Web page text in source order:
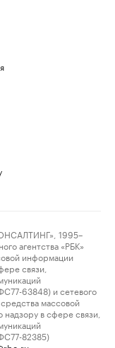
1995–
агентства «РБК»
информации
связи,
63848) и сетевого
массовой
в сфере связи,
82385)